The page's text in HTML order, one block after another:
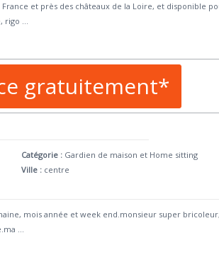
et près des châteaux de la Loire, et disponible
rigo ...
gratuitement*
Catégorie : Gardien de maison et Home sitting
Ville : centre
mois année et week end.monsieur super
...